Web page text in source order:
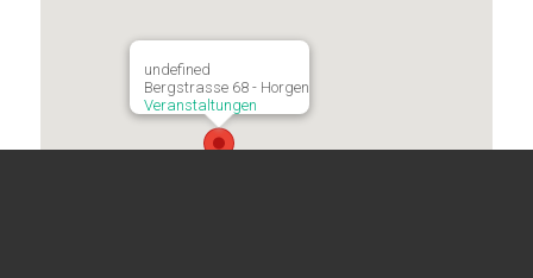
undefined
Bergstrasse 68 - Horgen
Veranstaltungen